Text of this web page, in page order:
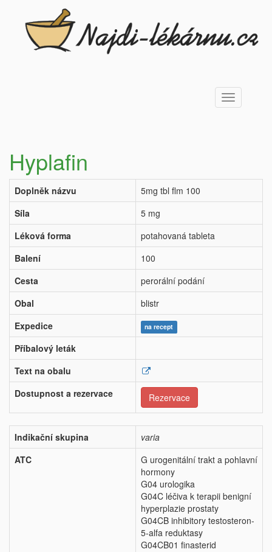
Toggle
navigation
Hyplafin
Doplněk názvu
5mg tbl flm 100
Síla
5 mg
Léková forma
potahovaná tableta
Balení
100
Cesta
perorální podání
Obal
blistr
Expedice
na recept
Příbalový leták
Text na obalu
Dostupnost a rezervace
Rezervace
Indikační skupina
varia
ATC
G urogenitální trakt a pohlavní
hormony
G04 urologika
G04C léčiva k terapii benigní
hyperplazie prostaty
G04CB inhibitory testosteron-
5-alfa reduktasy
G04CB01 finasterid